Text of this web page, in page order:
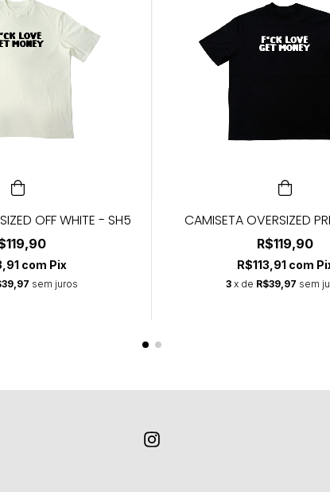
OFF WHITE - SH5
com Pix
sem juros
CAMISETA OVERSIZED
R$119,90
R$113,91 com
3 x de R$39,97 sem